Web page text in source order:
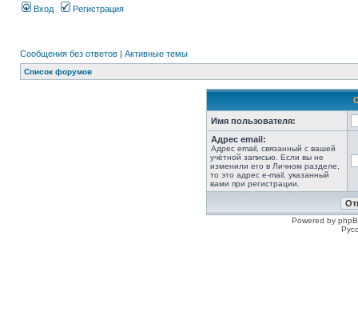
Вход Регистрация
Сообщения без ответов | Активные темы
Список форумов
Имя пользователя:
Адрес email:
Адрес email, связанный с вашей
учётной записью. Если вы не
изменили его в Личном разделе,
то это адрес e-mail, указанный
вами при регистрации.
Powered by